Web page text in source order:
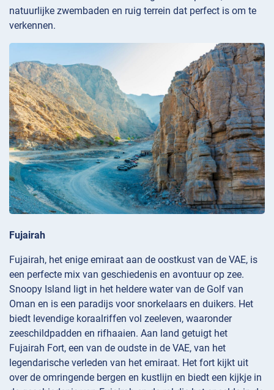
natuurlijke zwembaden en ruig terrein dat perfect is om te
verkennen.
Fujairah
Fujairah, het enige emiraat aan de oostkust van de VAE, is
een perfecte mix van geschiedenis en avontuur op zee.
Snoopy Island ligt in het heldere water van de Golf van
Oman en is een paradijs voor snorkelaars en duikers. Het
biedt levendige koraalriffen vol zeeleven, waaronder
zeeschildpadden en rifhaaien. Aan land getuigt het
Fujairah Fort, een van de oudste in de VAE, van het
legendarische verleden van het emiraat. Het fort kijkt uit
over de omringende bergen en kustlijn en biedt een kijkje in